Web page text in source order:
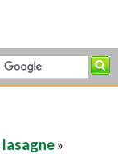
lasagne»